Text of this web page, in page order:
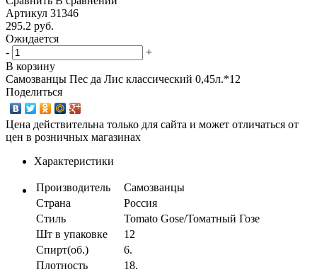
Артикул 31346
295.2 руб.
Ожидается
-
+
В корзину
Самозванцы Пес да Лис классический 0,45л.*12
Поделиться
Цена действительна только для сайта и может отличаться от
цен в розничных магазинах
Характеристики
Производитель
Самозванцы
Страна
Россия
Стиль
Tomato Gose/Томатный Гозе
Шт в упаковке
12
Спирт(об.)
6.
Плотность
18.